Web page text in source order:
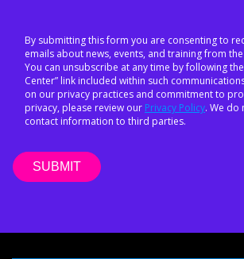
By submitting this form you are consenting to
emails about news, events, and training from
You can unsubscribe at any time by following
Center” link included within such
on our privacy practices and commitment to
privacy, please review our Privacy Policy. We do
contact information to third parties.